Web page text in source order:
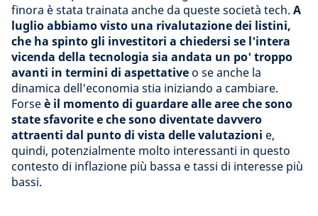
finora è stata trainata anche da queste società tech. A
luglio abbiamo visto una rivalutazione dei listini,
che ha spinto gli investitori a chiedersi se l'intera
vicenda della tecnologia sia andata un po' troppo
avanti in termini di aspettative o se anche la
dinamica dell'economia stia iniziando a cambiare.
Forseè il momento di guardare alle aree che sono
state sfavorite e che sono diventate davvero
attraenti dal punto di vista delle valutazioni e,
quindi, potenzialmente molto interessanti in questo
contesto di inflazione più bassa e tassi di interesse più
bassi.